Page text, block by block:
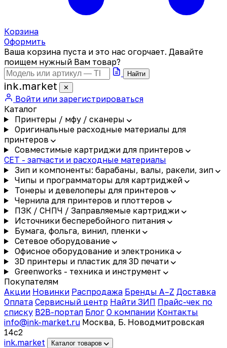
Корзина
Оформить
Ваша корзина пуста и это нас огорчает. Давайте
поищем нужный Вам товар?
Найти
ink.market ✕
Войти или зарегистрироваться
Каталог
Принтеры / мфу / сканеры
Оригинальные расходные материалы для
принтеров
Совместимые картриджи для принтеров
CET - запчасти и расходные материалы
Зип и компоненты: барабаны, валы, ракели, зип
Чипы и программаторы для картриджей
Тонеры и девелоперы для принтеров
Чернила для принтеров и плоттеров
ПЗК / СНПЧ / Заправляемые картриджи
Источники бесперебойного питания
Бумага, фольга, винил, пленки
Сетевое оборудование
Офисное оборудование и электроника
3D принтеры и пластик для 3D печати
Greenworks - техника и инструмент
Покупателям
Акции Новинки Распродажа Бренды A–Z Доставка
Оплата Сервисный центр Найти ЗИП Прайс-чек по
списку B2B-портал Блог О компании Контакты
info@ink-market.ru Москва, Б. Новодмитровская
14с2
ink.market Каталог товаров